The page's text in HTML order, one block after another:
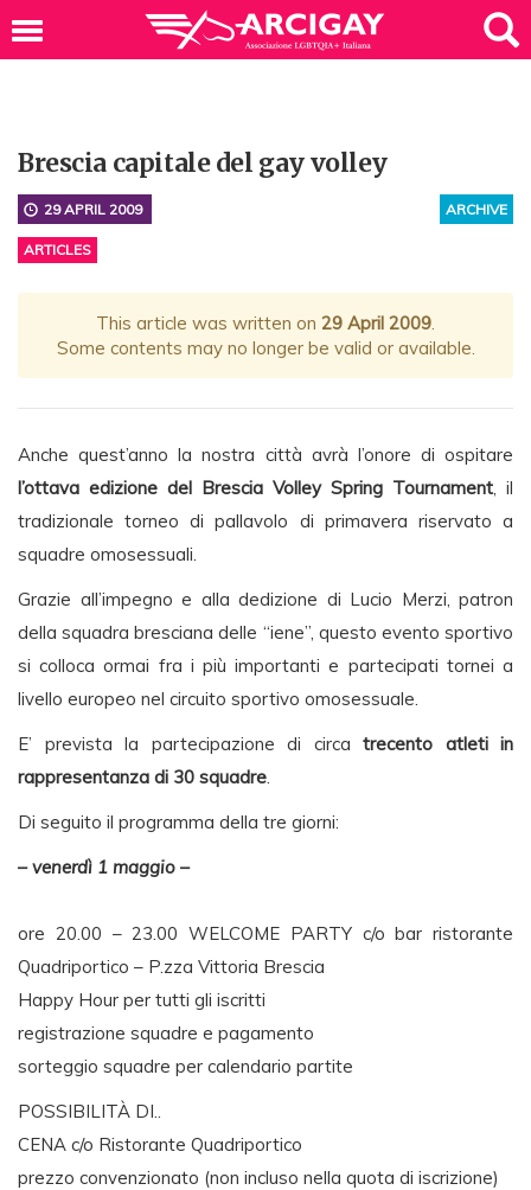
Brescia capitale del gay volley
ARCHIVE
29 APRIL 2009
ARTICLES
This article was written on 29 April 2009.
Some contents may no longer be valid or available.
Anche quest’anno la nostra città avrà l’onore di ospitare
l’ottava edizione del Brescia Volley Spring Tournament, il
tradizionale torneo di pallavolo di primavera riservato a
squadre omosessuali.
Grazie all’impegno e alla dedizione di Lucio Merzi, patron
della squadra bresciana delle “iene”, questo evento sportivo
si colloca ormai fra i più importanti e partecipati tornei a
livello europeo nel circuito sportivo omosessuale.
E’ prevista la partecipazione di circa trecento atleti in
rappresentanza di 30 squadre.
Di seguito il programma della tre giorni:
– venerdì 1 maggio –
ore 20.00 – 23.00 WELCOME PARTY c/o bar ristorante
Quadriportico – P.zza Vittoria Brescia
Happy Hour per tutti gli iscritti
registrazione squadre e pagamento
sorteggio squadre per calendario partite
POSSIBILITÀ DI..
CENA c/o Ristorante Quadriportico
prezzo convenzionato (non incluso nella quota di iscrizione)